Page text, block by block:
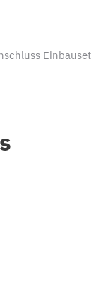
Einbauset